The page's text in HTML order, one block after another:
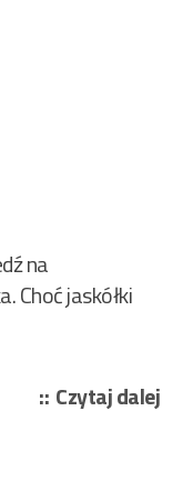
na
Choć jaskółki
Czytaj dalej